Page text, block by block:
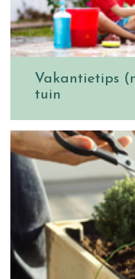
Vakantietips
tuin